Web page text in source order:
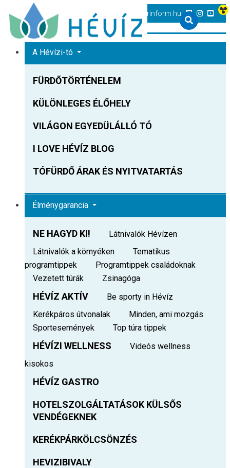
+36 83 540 131 heviz@tourinform.hu
A Hévízi-tó
FÜRDŐTÖRTÉNELEM
KÜLÖNLEGES ÉLŐHELY
VILÁGON EGYEDÜLÁLLÓ TÓ
I LOVE HÉVÍZ BLOG
TÓFÜRDŐ ÁRAK ÉS NYITVATARTÁS
Élménygarancia
NE HAGYD KI!
Látnivalók Hévízen
Látnivalók a környéken
Tematikus
programtippek
Programtippek családoknak
Vezetett túrák
Zsinagóga
HÉVÍZ AKTÍV
Be sporty in Hévíz
Kerékpáros útvonalak
Minden, ami mozgás
Sportesemények
Top túra tippek
HÉVÍZI WELLNESS
Videós wellness
kisokos
HÉVÍZ GASTRO
HOTELSZOLGÁLTATÁSOK KÜLSŐS
VENDÉGEKNEK
KERÉKPÁRKÖLCSÖNZÉS
HEVIZIBIVALY